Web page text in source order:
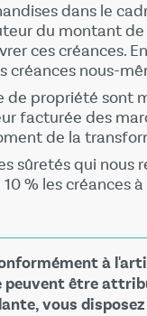
dans le
du montant
ces créances.
créances nous-
de propriété
facturée des
de la
sûretés qui
% les créances
à
peuvent être
vous